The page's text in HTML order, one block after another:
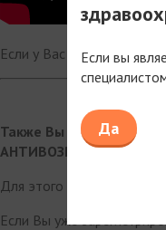
Если у Вас есть вопросы
Также Вы можете
АНТИВОЗРАСТНОЙ
Для этого
Если Вы уже
Если вы
Да